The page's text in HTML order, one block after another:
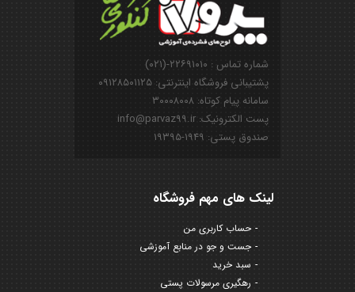
شماره تماس : ۲۲۶۹۱۰۱۰-(۰۲۱)
پشتیبانی فروشگاه اینترنتی: ۰۹۱۲۸۵۰۱۱۲۵
سامانه پیام کوتاه: ۳۰۰۰۸۰۰۸
پست الکترونیک: info@parvaz99.ir
صندوق پستی: ۱۹۴۹-۱۹۳۹۵
لینک های مهم فروشگاه
حساب کاربری من
جست و جو در منابع آموزشی
سبد خرید
رهگیری مرسولات پستی